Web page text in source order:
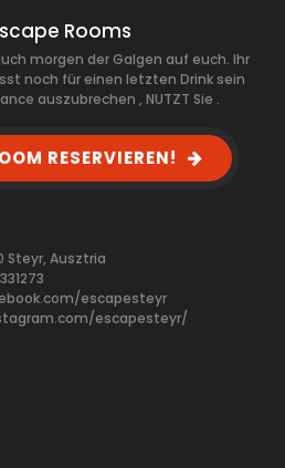
Rooms
morgen der Galgen auf euch. Ihr
noch für einen letzten Drink sein
auszubrechen , NUTZT Sie .
RESERVIEREN!
Steyr, Ausztria
escapesteyr
escapesteyr/